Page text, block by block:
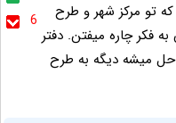
6
که تو مرکز شهر و طرح
فکر چاره میفتن. دفتر
حل میشه دیگه به طرح